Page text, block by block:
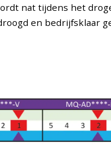
nat tijdens het
en bedrijfsklaar